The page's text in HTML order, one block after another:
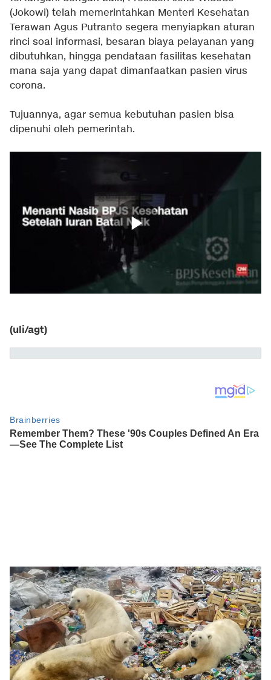
(Jokowi) telah memerintahkan Menteri Kesehatan
Terawan Agus Putranto segera menyiapkan aturan
rinci soal informasi, besaran biaya pelayanan yang
dibutuhkan, hingga pendataan fasilitas kesehatan
mana saja yang dapat dimanfaatkan pasien virus
corona.
Tujuannya, agar semua kebutuhan pasien bisa
dipenuhi oleh pemerintah.
(uli/agt)